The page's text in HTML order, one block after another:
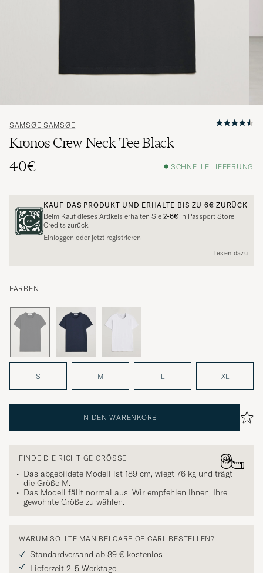
SAMSØE SAMSØE
Kronos Crew Neck Tee Black
40€
SCHNELLE LIEFERUNG
KAUF DAS PRODUKT UND ERHALTE BIS ZU 6€ ZURÜCK
Beim Kauf dieses Artikels erhalten Sie 2-6€ in Passport Store
Credits zurück.
Einloggen oder jetzt registrieren
Lesen dazu
FARBEN
S M L XL
IN DEN WARENKORB
FINDE DIE RICHTIGE GRÖSSE
Das abgebildete Modell ist 189 cm, wiegt 76 kg und trägt
die Größe M.
Das Modell fällt normal aus. Wir empfehlen Ihnen, Ihre
gewohnte Größe zu wählen.
WARUM SOLLTE MAN BEI CARE OF CARL BESTELLEN?
Standardversand ab 89 € kostenlos
Lieferzeit 2-5 Werktage